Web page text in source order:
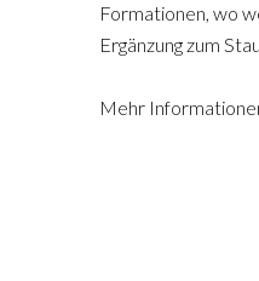
Formationen, wo
Ergänzung zum
Mehr